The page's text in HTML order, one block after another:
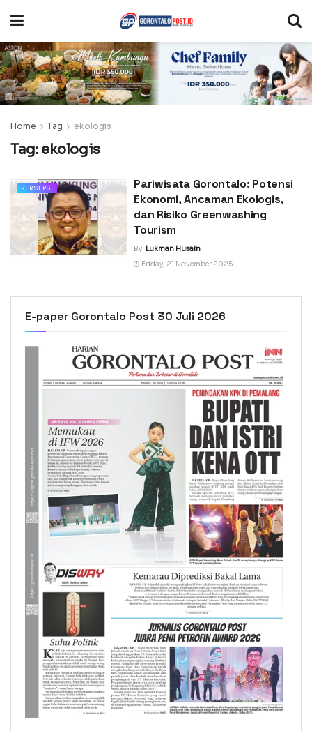
Home Tag ekologis
Tag: ekologis
PERSEPSI
Pariwisata Gorontalo: Potensi
Ekonomi, Ancaman Ekologis,
dan Risiko Greenwashing
Tourism
By Lukman Husain
Friday, 21 November 2025
E-paper Gorontalo Post 30 Juli 2026